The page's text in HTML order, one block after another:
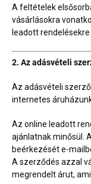
A feltételek
vásárlásokra
leadott rendelésekre
2. Az adásvételi
Az adásvételi
internetes
Az online leadott
ajánlatnak minősül.
beérkezését e-
A szerződés azzal
megrendelt árut,